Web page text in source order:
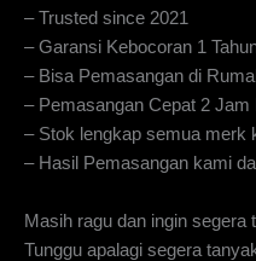
– Trusted since 2021
– Garansi Kebocoran 1
– Bisa Pemasangan di
– Pemasangan Cepat 2 Jam
– Stok lengkap semua merk
– Hasil Pemasangan kami
Masih ragu dan ingin segera
Tunggu apalagi segera